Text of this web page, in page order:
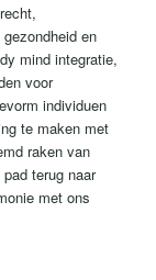
en
mind integratie,
voor
individuen
te maken met
raken van
terug naar
met ons